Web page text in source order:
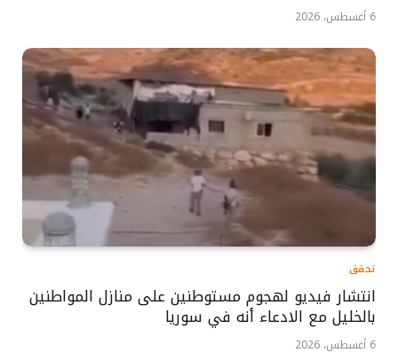
6 أغسطس، 2026
تحقق
انتشار فيديو لهجوم مستوطنين على منازل المواطنين
بالخليل مع الادعاء أنه في سوريا
6 أغسطس، 2026